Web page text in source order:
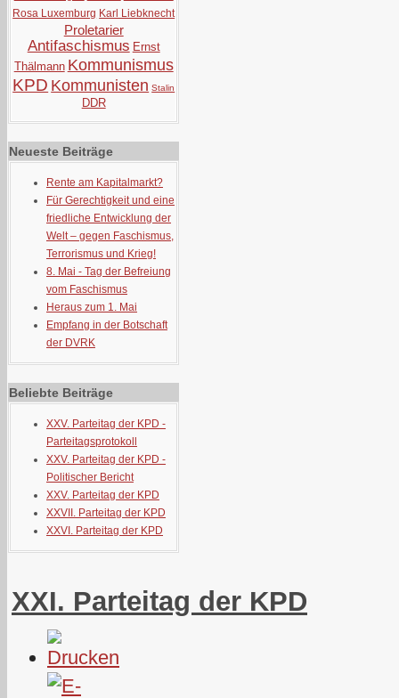
Rosa Luxemburg Karl Liebknecht
Proletarier
Antifaschismus Ernst
Thälmann Kommunismus
KPD Kommunisten Stalin
DDR
Neueste Beiträge
Rente am Kapitalmarkt?
Für Gerechtigkeit und eine
friedliche Entwicklung der
Welt – gegen Faschismus,
Terrorismus und Krieg!
8. Mai - Tag der Befreiung
vom Faschismus
Heraus zum 1. Mai
Empfang in der Botschaft
der DVRK
Beliebte Beiträge
XXV. Parteitag der KPD -
Parteitagsprotokoll
XXV. Parteitag der KPD -
Politischer Bericht
XXV. Parteitag der KPD
XXVII. Parteitag der KPD
XXVI. Parteitag der KPD
XXI. Parteitag der KPD